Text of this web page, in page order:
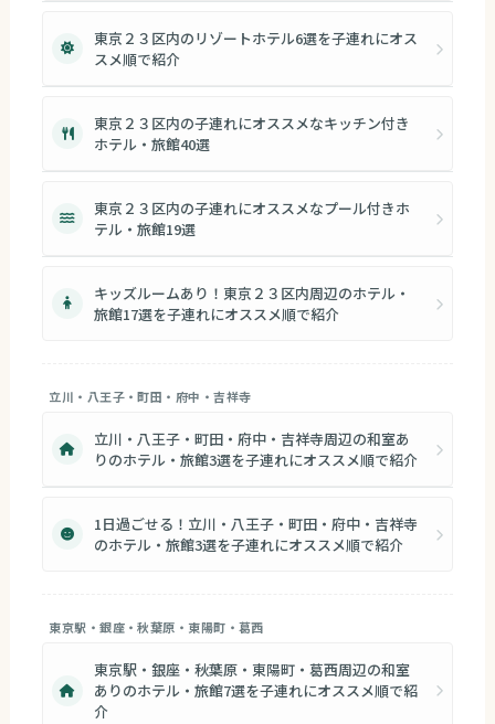
東京２３区内のリゾートホテル6選を子連れにオス
スメ順で紹介
東京２３区内の子連れにオススメなキッチン付き
ホテル・旅館40選
東京２３区内の子連れにオススメなプール付きホ
テル・旅館19選
キッズルームあり！東京２３区内周辺のホテル・
旅館17選を子連れにオススメ順で紹介
立川・八王子・町田・府中・吉祥寺
立川・八王子・町田・府中・吉祥寺周辺の和室あ
りのホテル・旅館3選を子連れにオススメ順で紹介
1日過ごせる！立川・八王子・町田・府中・吉祥寺
のホテル・旅館3選を子連れにオススメ順で紹介
東京駅・銀座・秋葉原・東陽町・葛西
東京駅・銀座・秋葉原・東陽町・葛西周辺の和室
ありのホテル・旅館7選を子連れにオススメ順で紹
介